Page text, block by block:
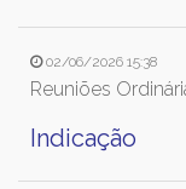
02/06/2026 15:38
Reuniões
Indicação